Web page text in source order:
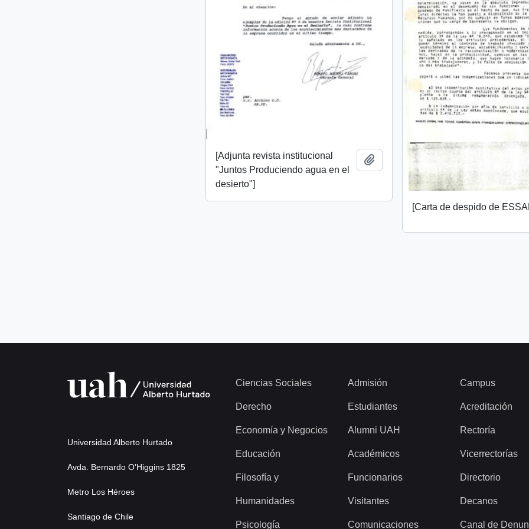
[Adjunta revista institucional
"Juntos Produciendo agua en el
desierto"]
Añadir al portapapeles
[Carta de despido de
Universidad Alberto Hurtado
Avda. Bernardo O’Higgins 1825
Metro Los Héroes
Santiago de Chile
Ciencias Sociales
Derecho
Economía y Negocios
Educación
Filosofía y
Humanidades
Psicología
Admisión
Estudiantes
Alumni UAH
Académicos
Funcionarios
Visitantes
Comunicaciones
Campus
Acreditación
Rectoría
Vicerrectorías
Directorio
Decanos
Canal de